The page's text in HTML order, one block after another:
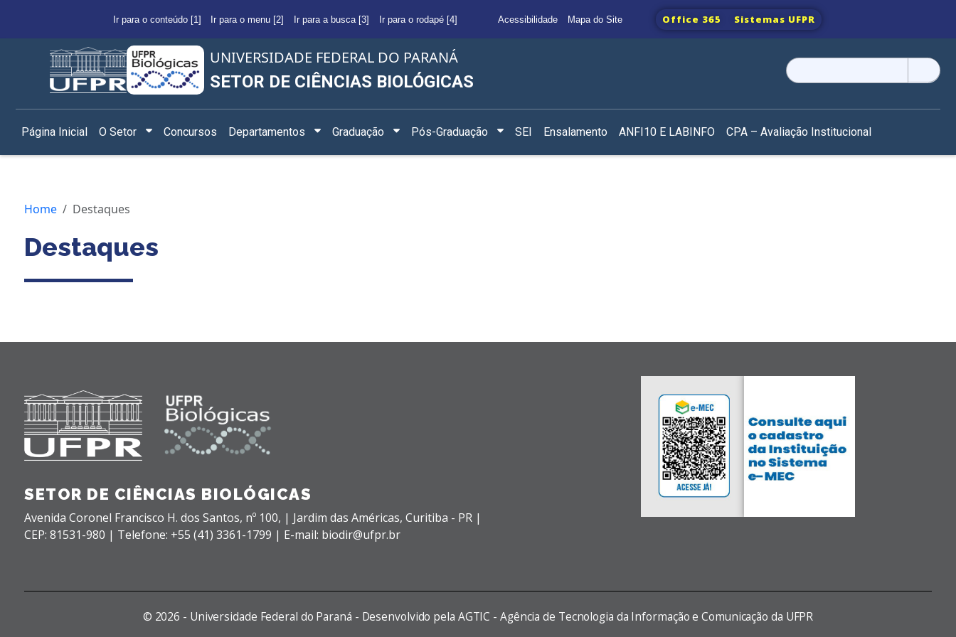
Ir para o conteúdo [1] Ir para o menu [2] Ir para a busca [3] Ir para o rodapé [4] Acessibilidade Mapa do Site Office 365 Sistemas UFPR
UNIVERSIDADE FEDERAL DO PARANÁ
SETOR DE CIÊNCIAS BIOLÓGICAS
Pesquisar
por:
Página Inicial O Setor Concursos Departamentos Graduação Pós-Graduação SEI Ensalamento ANFI10 E LABINFO CPA – Avaliação Institucional
Home Destaques
Destaques
SETOR DE CIÊNCIAS BIOLÓGICAS
Avenida Coronel Francisco H. dos Santos, nº 100, | Jardim das Américas, Curitiba - PR |
CEP: 81531-980 | Telefone: +55 (41) 3361-1799 | E-mail: biodir@ufpr.br
© 2026 - Universidade Federal do Paraná - Desenvolvido pela AGTIC - Agência de Tecnologia da Informação e Comunicação da UFPR